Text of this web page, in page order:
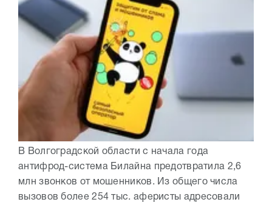
В Волгоградской области с начала года
антифрод-система Билайна предотвратила 2,6
млн звонков от мошенников. Из общего числа
вызовов более 254 тыс. аферисты адресовали